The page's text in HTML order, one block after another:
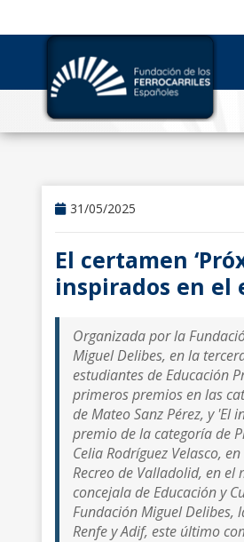
31/05/2025
El certamen
inspirados en
Organizada por la
Miguel Delibes, en la
estudiantes de Educación
primeros premios en las
de Mateo Sanz Pérez, y 'El
premio de la categoría de
Celia Rodríguez Velasco,
Recreo de Valladolid, en
concejala de Educación y
Fundación Miguel Delibes,
Renfe y Adif, este último